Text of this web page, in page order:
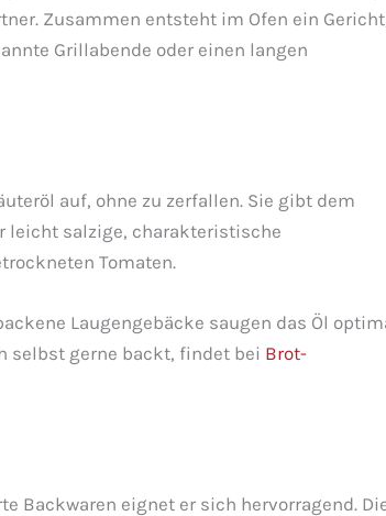
Zusammen entsteht im Ofen ein
Grillabende oder einen langen
auf, ohne zu zerfallen. Sie gibt dem
leicht salzige, charakteristische
Tomaten.
Laugengebäcke saugen das Öl
selbst gerne backt, findet bei Brot-
Backwaren eignet er sich hervorragend.